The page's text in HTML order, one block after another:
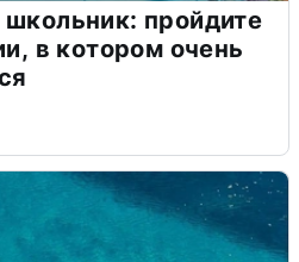
пройдите
в котором очень